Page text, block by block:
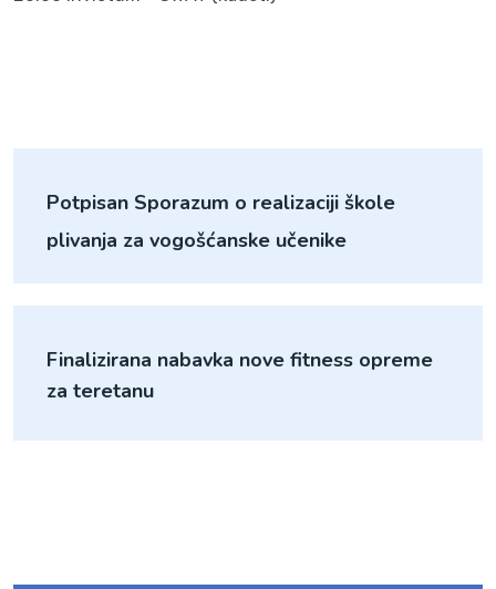
Potpisan Sporazum o realizaciji škole
plivanja za vogošćanske učenike
Finalizirana nabavka nove fitness opreme
za teretanu